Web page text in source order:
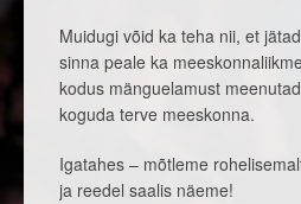
Muidugi võid ka teha nii, et
sinna peale ka
kodus mänguelamust
koguda terve meeskonna.
Igatahes – mõtleme
ja reedel saalis näeme!